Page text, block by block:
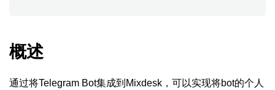
概述
通过将Telegram Bot集成到Mixdesk，可以实现将bot的个人